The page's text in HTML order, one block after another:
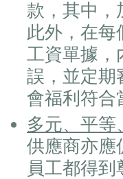
款，其中，
此外，在每
工資單據，
誤，並定期
會福利符合
多元、平等
供應商亦應
員工都得